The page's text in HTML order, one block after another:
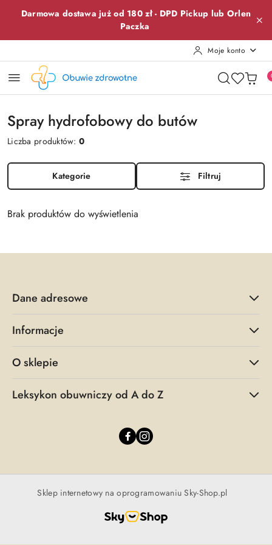
Przejdź do treści głównej
Przejdź do wyszukiwarki
Przejdź do moje konto
Przejdź do menu głównego
Przejdź do stopki
Darmowa dostawa już od 180 zł - DPD Pickup lub Orlen
Paczka
Moje konto
Spray hydrofobowy do butów
Liczba produktów:0
Kategorie Filtruj
Brak produktów do wyświetlenia
Dane adresowe
Informacje
O sklepie
Leksykon obuwniczy od A do Z
Sklep internetowy na oprogramowaniu Sky-Shop.pl